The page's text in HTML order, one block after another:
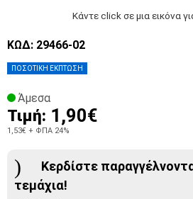
Κάντε click σε μια εικόνα
ΠΟΣΟΤΙΚΗ ΕΚΠΤΩΣΗ
ΚΩΔ: 29466-02
Άμεσα
Τιμή: 1,90€
1,53€ + ΦΠΑ 24%
Κερδίστε
τεμάχια!